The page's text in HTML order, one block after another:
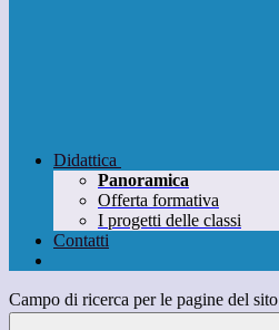
Didattica
Panoramica
Offerta formativa
I progetti delle classi
Contatti
Campo di ricerca per le pagine del sito